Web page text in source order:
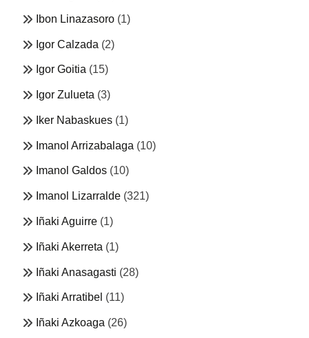
Ibon Linazasoro (1)
Igor Calzada (2)
Igor Goitia (15)
Igor Zulueta (3)
Iker Nabaskues (1)
Imanol Arrizabalaga (10)
Imanol Galdos (10)
Imanol Lizarralde (321)
Iñaki Aguirre (1)
Iñaki Akerreta (1)
Iñaki Anasagasti (28)
Iñaki Arratibel (11)
Iñaki Azkoaga (26)